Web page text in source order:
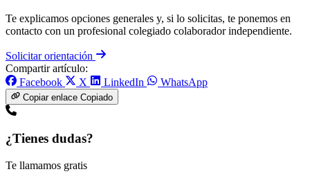
Te explicamos opciones generales y, si lo solicitas, te ponemos en
contacto con un profesional colegiado colaborador independiente.
Solicitar orientación
Compartir artículo:
Facebook
X LinkedIn WhatsApp
Copiar enlace Copiado
¿Tienes dudas?
Te llamamos gratis